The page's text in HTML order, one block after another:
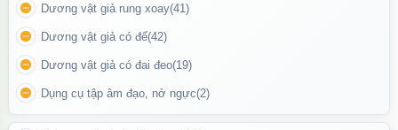
Dùng gel bôi trơn gốc nước để dễ đeo và tăng khoái cảm.
Đeo vòng vào gốc dương vật, điều chỉnh cho vừa khít và thoải
mái.
Bật nguồn, chọn chế độ rung phù hợp bằng nút bấm hoặc điều
khiển từ xa.
Dương vật giả rung xoay(41)
Dương vật giả có đế(42)
Dương vật giả có đai đeo(19)
Dụng cụ tập âm đạo, nở ngực(2)